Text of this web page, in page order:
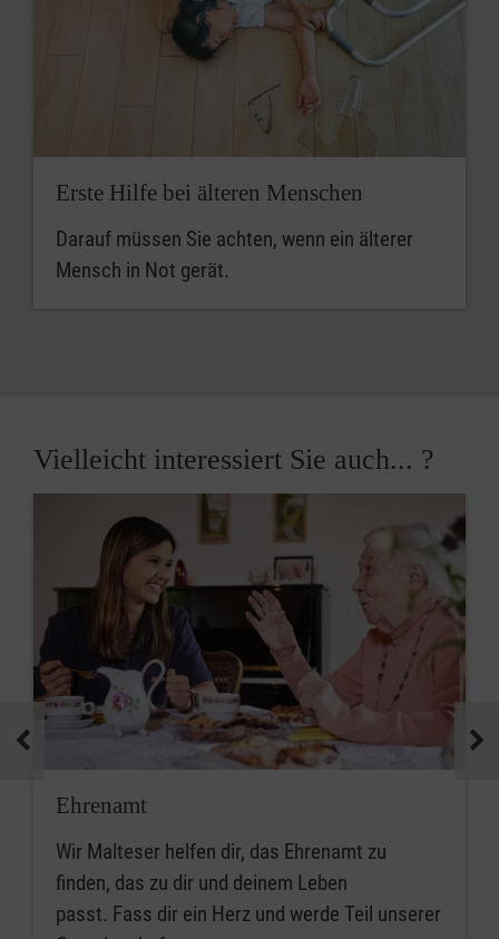
Erste Hilfe bei älteren Menschen
Darauf müssen Sie achten, wenn ein älterer
Mensch in Not gerät.
Vielleicht interessiert Sie auch... ?
Ehrenamt
Wir Malteser helfen dir, das Ehrenamt zu
finden, das zu dir und deinem Leben
passt. Fass dir ein Herz und werde Teil unserer